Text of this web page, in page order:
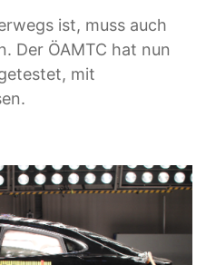
ist, muss auch
Der ÖAMTC hat nun
mit